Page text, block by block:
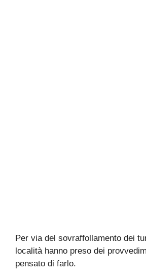
Per via del sovraffollamento dei
località hanno preso dei
pensato di farlo.